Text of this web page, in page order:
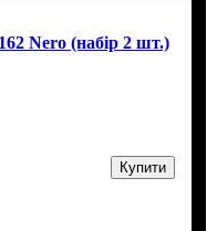
Nero (набір 2 шт.)
Купити